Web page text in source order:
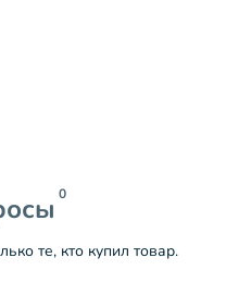
0
те, кто купил товар.